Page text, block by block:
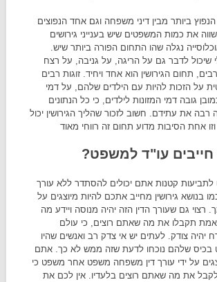
הנפוץ ביותר מבין דיני משפחה וגם אחד הנפוצים
את כמות המשפטים שיש בענייני גירושים
נגלה שהו התחום הפורה ביותר שיש.
שיכול לדבר גם על הריגה, על גניבה, על רצח
תחום הגירושין הוא אחד ויחיד. זוגות רבים
על הזכות להיות עם הילדים שלהם, על דמי
גובה דמי המזונות לילדים, כי כל הנתונים
רבה את עתידם. חשוב לזכור שהליך הגירושין יכול
אחת הסיבות מדוע תחום זה רווחי מאוד
עו"ד למשפט?
קטנות אתם יכולים להסתדר ללא עורך
בנושא גירושין מחייב אתכם להיות מיוצגים על
רצוי גם שעורך הדין הזה יהיה מנוסה ויידע מה
תקבלו את מה שאתם רוצים, כי עולם
צודק. לעתים יש אי צדק רב ואנשים שהיו
בכיס שלהם נוכחו לדעת שזה ממש לא כך. אתם
על ידי עורך דין משפחה משפט אחר משפט כי
את מה שאתם רוצים בלעדיו. אין לכם את